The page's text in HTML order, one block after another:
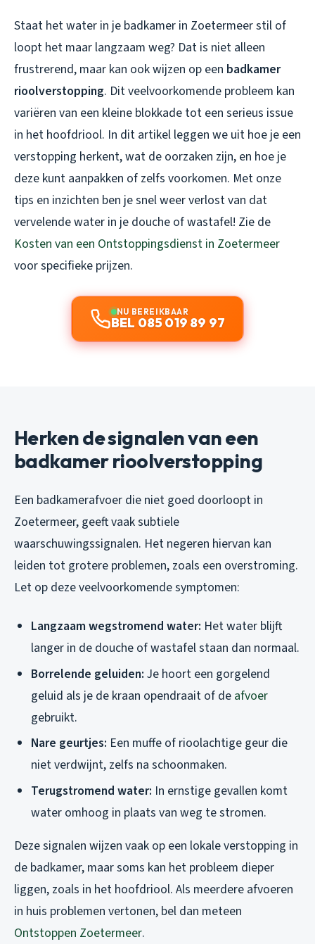
Staat het water in je badkamer in Zoetermeer stil of
loopt het maar langzaam weg? Dat is niet alleen
frustrerend, maar kan ook wijzen op een badkamer
rioolverstopping. Dit veelvoorkomende probleem kan
variëren van een kleine blokkade tot een serieus issue
in het hoofdriool. In dit artikel leggen we uit hoe je een
verstopping herkent, wat de oorzaken zijn, en hoe je
deze kunt aanpakken of zelfs voorkomen. Met onze
tips en inzichten ben je snel weer verlost van dat
vervelende water in je douche of wastafel! Zie de
Kosten van een Ontstoppingsdienst in Zoetermeer
voor specifieke prijzen.
NU BEREIKBAAR
BEL 085 019 89 97
Herken de signalen van een
badkamer rioolverstopping
Een badkamerafvoer die niet goed doorloopt in
Zoetermeer, geeft vaak subtiele
waarschuwingssignalen. Het negeren hiervan kan
leiden tot grotere problemen, zoals een overstroming.
Let op deze veelvoorkomende symptomen:
Langzaam wegstromend water: Het water blijft
langer in de douche of wastafel staan dan normaal.
Borrelende geluiden: Je hoort een gorgelend
geluid als je de kraan opendraait of de afvoer
gebruikt.
Nare geurtjes: Een muffe of rioolachtige geur die
niet verdwijnt, zelfs na schoonmaken.
Terugstromend water: In ernstige gevallen komt
water omhoog in plaats van weg te stromen.
Deze signalen wijzen vaak op een lokale verstopping in
de badkamer, maar soms kan het probleem dieper
liggen, zoals in het hoofdriool. Als meerdere afvoeren
in huis problemen vertonen, bel dan meteen
Ontstoppen Zoetermeer.